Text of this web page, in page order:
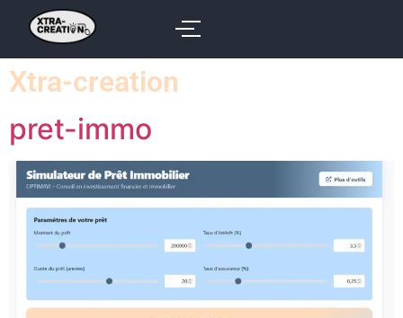
Xtra-creation
pret-immo